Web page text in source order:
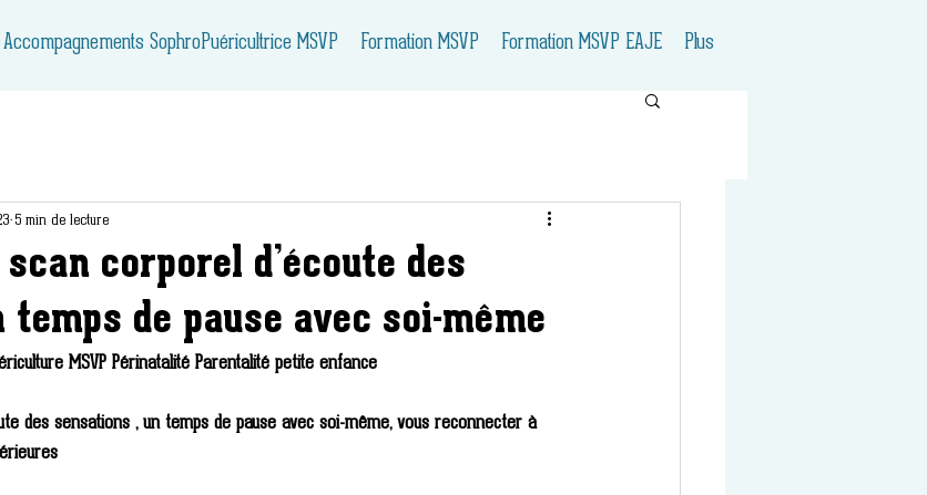
Accompagnements SophroPuéricultrice MSVP Formation MSVP Formation MSVP EAJE Plus
corporel d’écoute des
de pause avec soi-même
5 min de lecture
MSVP Périnatalité Parentalité petite enfance
des sensations , un temps de pause avec soi-même, vous reconnecter à